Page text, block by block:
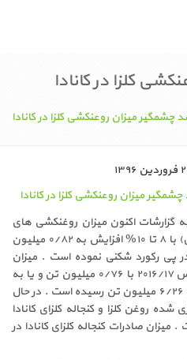
کلزا در کانادا
چشمگیر میزان روعنکشی کلزا در کانادا
گزارشات اکنون میزان روغنکشی های
کلزای کانادا (در نیمه دوم ماه مارس) با ۸ تا ۱۰% افزایش به ۰/۸۲ میلیون
. برای ۱۱ ماه پی در پی رکورد شکنی نموده است . میزان
روغنکشی های کلزا از اگوست تا مارس ۲۰۱۶/۱۷ با ۰/۷۶ میلیون تن و یا به
عبارت دیگر با ۱۴% افزایش جمعا به ۶/۲۶ میلیون تن رسیده است . در حال
روغن کلزا و کنجاله کلزای کانادا
میزان صادرات کنجاله کلزای کانادا در